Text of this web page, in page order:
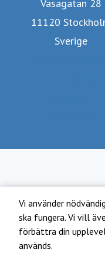
Vi använder
ska fungera. Vi vill
förbättra din
används.
Vasagatan 28
11120
Sverige